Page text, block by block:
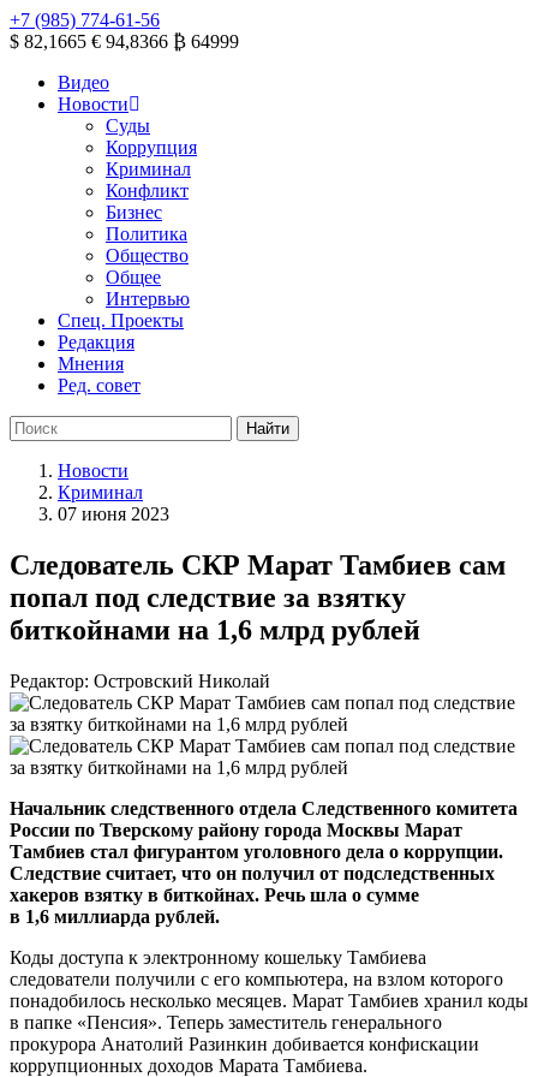
+7 (985) 774-61-56
$ 82,1665 € 94,8366 ₿ 64999
Видео
Новости
Суды
Коррупция
Криминал
Конфликт
Бизнес
Политика
Общество
Общее
Интервью
Спец. Проекты
Редакция
Мнения
Ред. совет
Новости
Криминал
07 июня 2023
Следователь СКР Марат Тамбиев сам
попал под следствие за взятку
биткойнами на 1,6 млрд рублей
Редактор: Островский Николай
Начальник следственного отдела Следственного комитета
России по Тверскому району города Москвы Марат
Тамбиев стал фигурантом уголовного дела о коррупции.
Следствие считает, что он получил от подследственных
хакеров взятку в биткойнах. Речь шла о сумме
в 1,6 миллиарда рублей.
Коды доступа к электронному кошельку Тамбиева
следователи получили с его компьютера, на взлом которого
понадобилось несколько месяцев. Марат Тамбиев хранил коды
в папке «Пенсия». Теперь заместитель генерального
прокурора Анатолий Разинкин добивается конфискации
коррупционных доходов Марата Тамбиева.